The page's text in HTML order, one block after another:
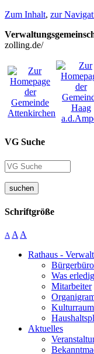
Zum Inhalt, zur
zolling.de/
VG Suche
suchen
Schriftgröße
A A A
Rathaus -
Was
Mitarbeiter
Aktuelles